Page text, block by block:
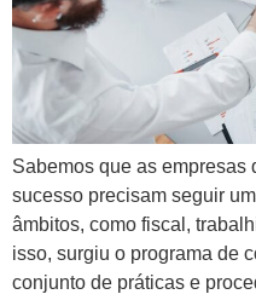
Sabemos que as empresas
sucesso precisam seguir
âmbitos, como fiscal,
isso, surgiu o programa de
conjunto de práticas e